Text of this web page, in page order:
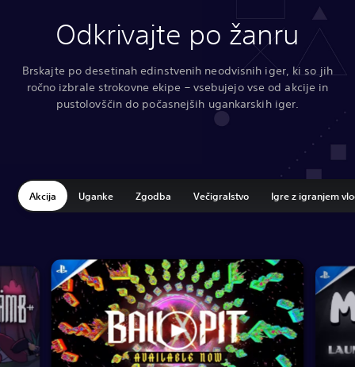
Odkrivajte po žanru
Brskajte po desetinah edinstvenih neodvisnih iger, ki so jih
ročno izbrale strokovne ekipe – vsebujejo vse od akcije in
pustolovščin do počasnejših ugankarskih iger.
Akcija Uganke Zgodba Večigralstvo Igre z igranjem